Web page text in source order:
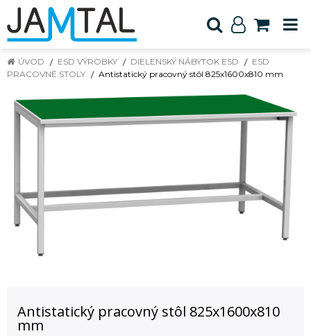
ÚVOD ESD VÝROBKY DIELENSKÝ NÁBYTOK ESD
ESD
PRACOVNÉ STOLY
Antistatický pracovný stôl 825x1600x810 mm
Antistatický pracovný stôl 825x1600x810
mm